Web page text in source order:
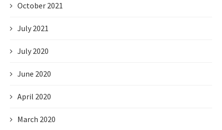
October 2021
July 2021
July 2020
June 2020
April 2020
March 2020